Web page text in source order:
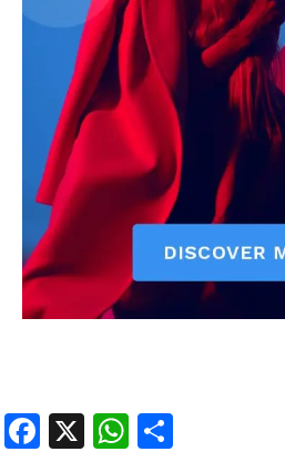
Terms of Use Agreement
Facebook
X WhatsApp
Share
Facebook
X WhatsApp